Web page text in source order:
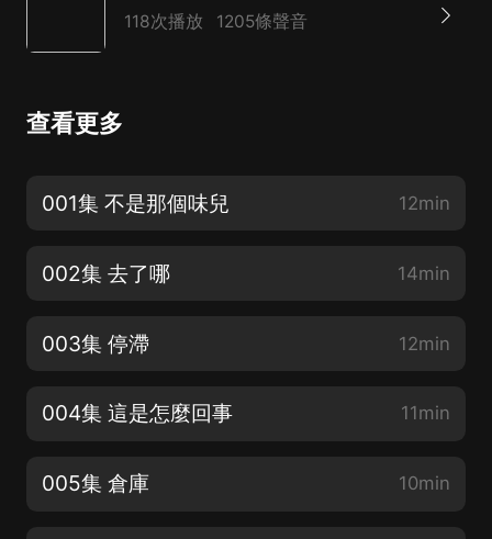
118次播放 1205條聲音
查看更多
001集 不是那個味兒 12min
002集 去了哪 14min
003集 停滯 12min
004集 這是怎麼回事 11min
005集 倉庫 10min